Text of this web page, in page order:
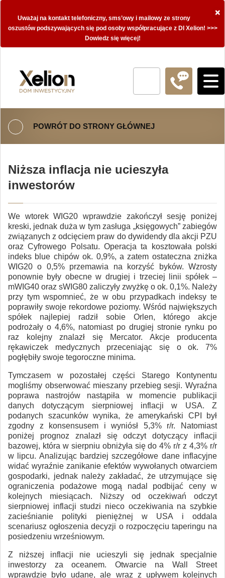
×
Uważaj na kontakt telefoniczny, sms’owy i mailowy ze strony
oszustów podszywających się pod osoby współpracujące z DI Xelion! >>>
Dowiedz się więcej!
POWRÓT DO STRONY GŁÓWNEJ
Niższa inflacja nie ucieszyła
inwestorów
We wtorek WIG20 wprawdzie zakończył sesję poniżej
kreski, jednak duża w tym zasługa „księgowych” zabiegów
związanych z odcięciem praw do dywidendy dla akcji PZU
oraz Cyfrowego Polsatu. Operacja ta kosztowała polski
indeks blue chipów ok. 0,9%, a zatem ostateczna zniżka
WIG20 o 0,5% przemawia na korzyść byków. Wzrosty
ponownie były obecne w drugiej i trzeciej linii spółek –
mWIG40 oraz sWIG80 zaliczyły zwyżkę o ok. 0,1%. Należy
przy tym wspomnieć, że w obu przypadkach indeksy te
poprawiły swoje rekordowe poziomy. Wśród największych
spółek najlepiej radził sobie Orlen, którego akcje
podrożały o 4,6%, natomiast po drugiej stronie rynku po
raz kolejny znalazł się Mercator. Akcje producenta
rękawiczek medycznych przeceniając się o ok. 7%
pogłębiły swoje tegoroczne minima.
Tymczasem w pozostałej części Starego Kontynentu
mogliśmy obserwować mieszany przebieg sesji. Wyraźna
poprawa nastrojów nastąpiła w momencie publikacji
danych dotyczącym sierpniowej inflacji w USA. Z
podanych szacunków wynika, że amerykański CPI był
zgodny z konsensusem i wyniósł 5,3% r/r. Natomiast
poniżej prognoz znalazł się odczyt dotyczący inflacji
bazowej, która w sierpniu obniżyła się do 4% r/r z 4,3% r/r
w lipcu. Analizując bardziej szczegółowe dane inflacyjne
widać wyraźnie zanikanie efektów wywołanych otwarciem
gospodarki, jednak należy zakładać, że utrzymujące się
ograniczenia podażowe mogą nadal podbijać ceny w
kolejnych miesiącach. Niższy od oczekiwań odczyt
sierpniowej inflacji studzi nieco oczekiwania na szybkie
zacieśnianie polityki pieniężnej w USA i oddala
scenariusz ogłoszenia decyzji o rozpoczęciu taperingu na
posiedzeniu wrześniowym.
Z niższej inflacji nie ucieszyli się jednak specjalnie
inwestorzy za oceanem. Otwarcie na Wall Street
wprawdzie było udane, ale wraz z upływem kolejnych